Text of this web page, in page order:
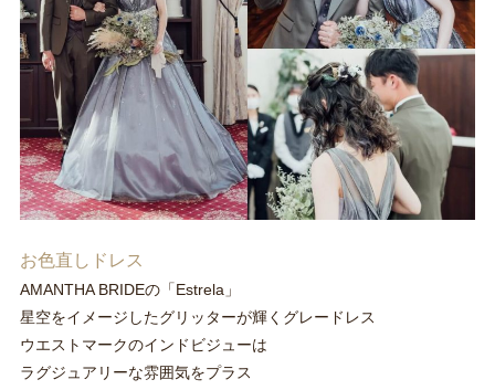
お色直しドレス
AMANTHA BRIDEの「Estrela」
星空をイメージしたグリッターが輝くグレードレス
ウエストマークのインドビジューは
ラグジュアリーな雰囲気をプラス